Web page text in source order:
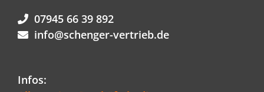
07945 66 39 892
info@schenger-vertrieb.de
Infos: